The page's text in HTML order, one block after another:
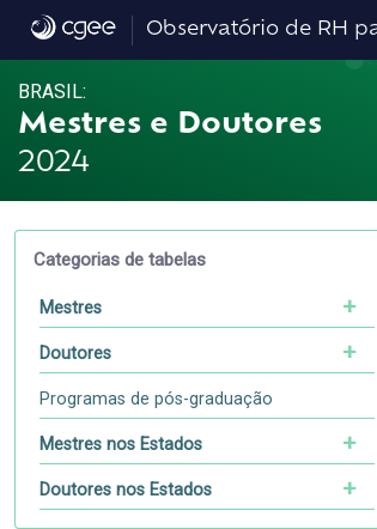
Dados Observatório de RH
BRASIL:
Mestres e Doutores
2024
Categorias de tabelas
Mestres
Doutores
Programas de pós-graduação
Mestres nos Estados
Doutores nos Estados